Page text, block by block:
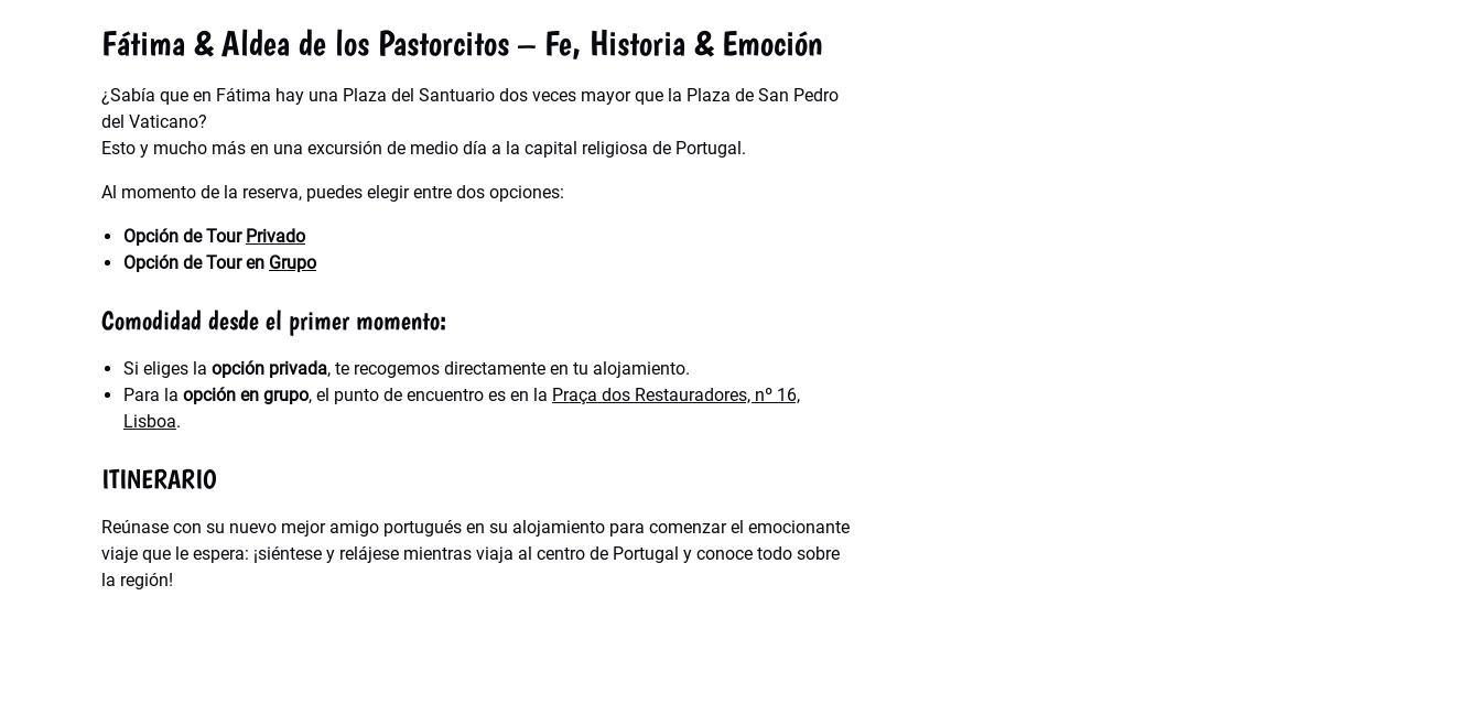
Fátima & Aldea de los Pastorcitos – Fe, Historia & Emoción
¿Sabía que en Fátima hay una Plaza del Santuario dos veces mayor que la Plaza de San Pedro
del Vaticano?
Esto y mucho más en una excursión de medio día a la capital religiosa de Portugal.
Al momento de la reserva, puedes elegir entre dos opciones:
Opción de Tour Privado
Opción de Tour en Grupo
Comodidad desde el primer momento:
Si eliges la opción privada, te recogemos directamente en tu alojamiento.
Para la opción en grupo, el punto de encuentro es en la Praça dos Restauradores, nº 16,
Lisboa.
ITINERARIO
Reúnase con su nuevo mejor amigo portugués en su alojamiento para comenzar el emocionante
viaje que le espera: ¡siéntese y relájese mientras viaja al centro de Portugal y conoce todo sobre
la región!